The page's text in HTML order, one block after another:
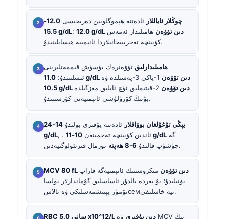
چوڭلار ئاياللار ئادەتتە ھېموگلوبىن دەرىجىسى
12.0-
15.5 g/dL; 12.0 g/dL دىن تۆۋەن ھامىلىدار ئەمەس
كۆپىنچە تەجرىبىخانىلاردا ئانېمىيە ھېسابلىنىدۇ.
ھامىلىدارلىق تۆۋەنرەك بۆسۈش قىممەتلىرىنى
ئىشلىتىدۇ:
11.0 g/dL دىن تۆۋەن
10.5 g/dL دىن تۆۋەن
2-قېتىملىق ئۈچ ئايلىق مەزگىلدە
بۇنىڭ كۆرۈلۈشى ئانېمىيەنى كۆرسىتىدۇ.
يېڭى تۇغۇلغان بوۋاقلار ئادەتتە يۇقىرى بولىدۇ
14-24
g/dL
, ، ئاندىن كۆپىنچە تەخمىنەن 10-11 g/dL
چۈشۈپ قالىدۇ 6-8 ھەپتە نورمال فىزىئولوگىيەدىن.
MCV 80 fL دىن تۆۋەن مىكروسىتىك ئانېمىيەگە قاراپ
يۆنىلىدۇ؛ بۇ يەردە بالدۇر ئاساسلىق گۇماندارلار بولسا
تۆمۈر يېتىشمەسلىكى ۋە تالاسсемىيە خاسلىقى.
RBC سانى 5.0 x10^12/L دىن يۇقىرى ۋە MCV نىڭ